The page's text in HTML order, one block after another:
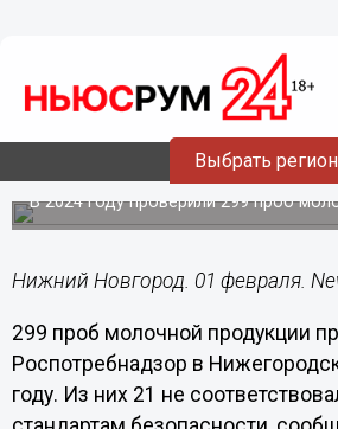
Выбрать регион
15 нижегородских
молока попали в «черный
Роспотребнадзора
В 2024 году проверили 299 проб
Нижний Новгород. 01 февраля.
299 проб молочной продукции
Роспотребнадзор в
году. Из них 21 не